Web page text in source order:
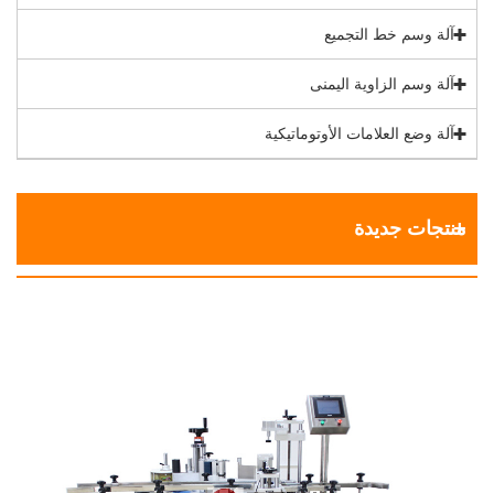
آلة وسم خط التجميع
آلة وسم الزاوية اليمنى
آلة وضع العلامات الأوتوماتيكية
منتجات جديدة